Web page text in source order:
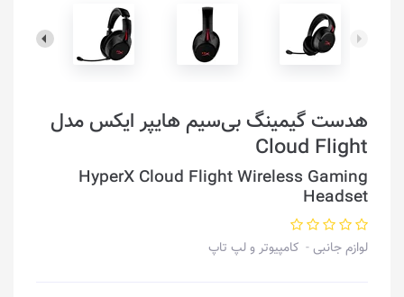
هدست گیمینگ بی‌سیم هایپر ایکس مدل
Cloud Flight
HyperX Cloud Flight Wireless Gaming
Headset
لوازم جانبی کامپیوتر و لپ تاپ